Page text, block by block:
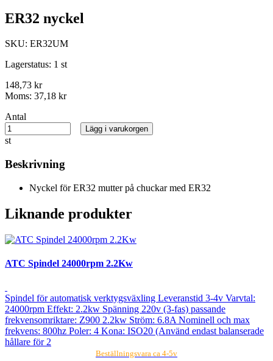
ER32 nyckel
SKU: ER32UM
Lagerstatus: 1 st
148,73 kr
Moms: 37,18 kr
Antal
st
Lägg i varukorgen
Beskrivning
Nyckel för ER32 mutter på chuckar med ER32
Liknande produkter
ATC Spindel 24000rpm 2.2Kw
Spindel för automatisk verktygsväxling Leveranstid 3-4v Varvtal:
24000rpm Effekt: 2.2kw Spänning 220v (3-fas) passande
frekvensomriktare: Z900 2.2kw Ström: 6.8A Nominell och max
frekvens: 800hz Poler: 4 Kona: ISO20 (Använd endast balanserade
hållare för 2
Beställningsvara ca 4-5v